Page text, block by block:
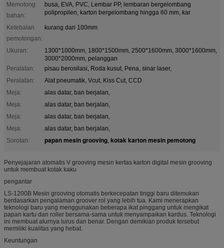
Memotong
bahan:
busa, EVA, PVC, Lembar PP, lembaran bergelombang
polipropilen, karton bergelombang hingga 60 mm, kar
Ketebalan
pemotongan:
kurang dari 100mm
Ukuran:
1300*1000mm, 1800*1500mm, 2500*1600mm, 3000*1600mm,
3000*2000mm, pelanggan
Peralatan:
pisau berosilasi, Roda kusut, Pena, sinar laser,
Peralatan:
Alat pneumatik, Vcut, Kiss Cut, CCD
Meja:
alas datar, ban berjalan,
Meja:
alas datar, ban berjalan,
Meja:
alas datar, ban berjalan,
Meja:
alas datar, ban berjalan,
Sorotan:
papan mesin grooving, kotak karton mesin pemotong
Penyejajaran atomatis V grooving mesin kertas karton digital mesin grooving
untuk membuat kotak kaku
pengantar
LS-1200B Mesin grooving otomatis berkecepatan tinggi baru ditemukan
berdasarkan pengalaman groover rol yang lebih tua. Kami menerapkan
teknologi baru yang menggunakan beberapa ikat pinggang untuk mengikat
papan kartu dan roller bersama-sama untuk menyampaikan kardus. Teknologi
ini membuat alurnya lurus dan benar. Dengan demikian produk tersebut
memiliki kualitas yang hebat.
Keuntungan